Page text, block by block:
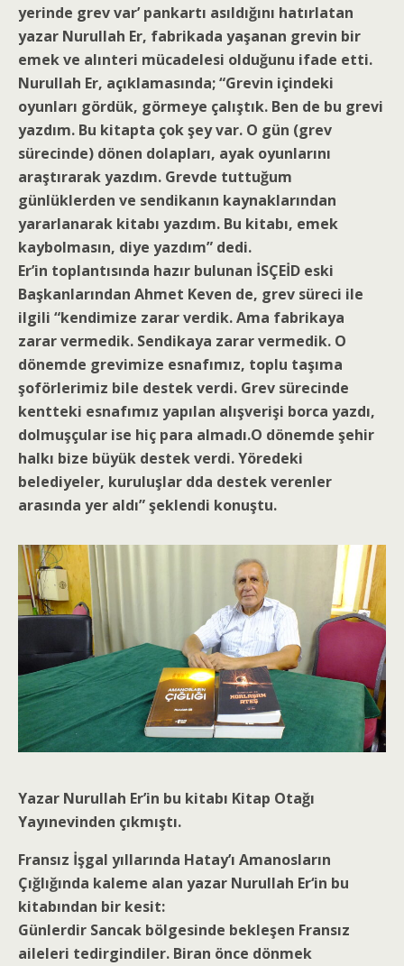
yerinde grev var’ pankartı asıldığını hatırlatan
yazar Nurullah Er, fabrikada yaşanan grevin bir
emek ve alınteri mücadelesi olduğunu ifade etti.
Nurullah Er, açıklamasında; “Grevin içindeki
oyunları gördük, görmeye çalıştık. Ben de bu grevi
yazdım. Bu kitapta çok şey var. O gün (grev
sürecinde) dönen dolapları, ayak oyunlarını
araştırarak yazdım. Grevde tuttuğum
günlüklerden ve sendikanın kaynaklarından
yararlanarak kitabı yazdım. Bu kitabı, emek
kaybolmasın, diye yazdım” dedi.
Er’in toplantısında hazır bulunan İSÇEİD eski
Başkanlarından Ahmet Keven de, grev süreci ile
ilgili “kendimize zarar verdik. Ama fabrikaya
zarar vermedik. Sendikaya zarar vermedik. O
dönemde grevimize esnafımız, toplu taşıma
şoförlerimiz bile destek verdi. Grev sürecinde
kentteki esnafımız yapılan alışverişi borca yazdı,
dolmuşçular ise hiç para almadı.O dönemde şehir
halkı bize büyük destek verdi. Yöredeki
belediyeler, kuruluşlar dda destek verenler
arasında yer aldı” şeklendi konuştu.
Yazar Nurullah Er’in bu kitabı Kitap Otağı
Yayınevinden çıkmıştı.
Fransız İşgal yıllarında Hatay’ı Amanosların
Çığlığında kaleme alan yazar Nurullah Er‘in bu
kitabından bir kesit:
Günlerdir Sancak bölgesinde bekleşen Fransız
aileleri tedirgindiler. Biran önce dönmek